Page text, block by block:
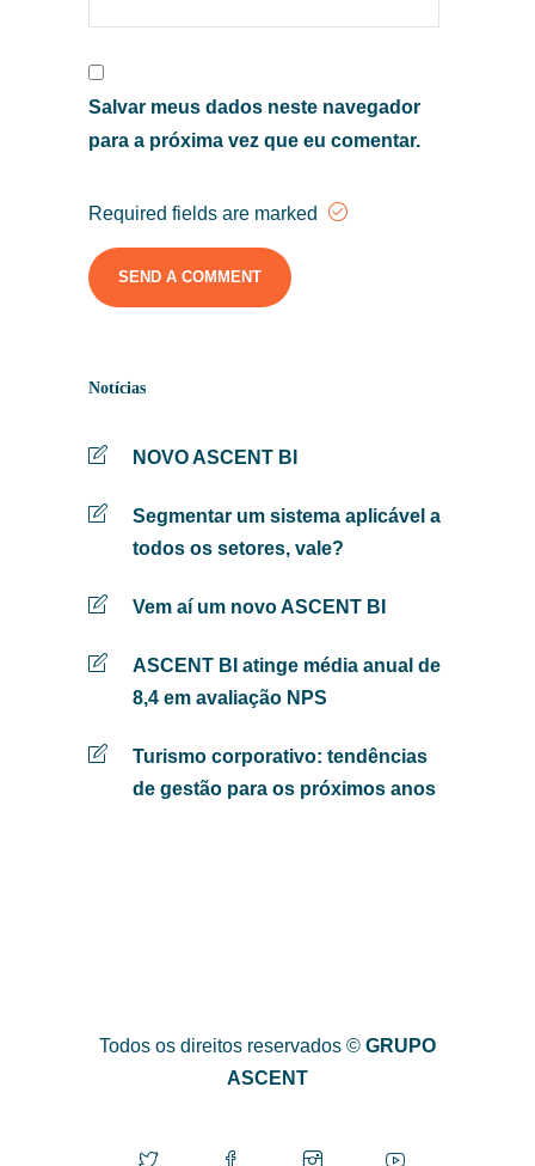
Salvar meus dados neste navegador
para a próxima vez que eu comentar.
Required fields are marked
Notícias
NOVO ASCENT BI
Segmentar um sistema aplicável a
todos os setores, vale?
Vem aí um novo ASCENT BI
ASCENT BI atinge média anual de
8,4 em avaliação NPS
Turismo corporativo: tendências
de gestão para os próximos anos
Todos os direitos reservados © GRUPO
ASCENT